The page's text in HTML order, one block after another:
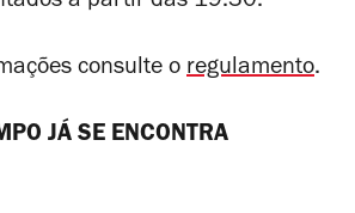
consulte o regulamento.
JÁ SE ENCONTRA